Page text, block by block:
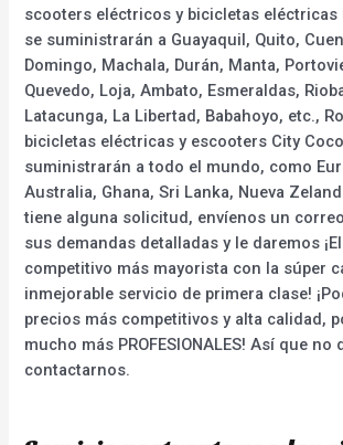
scooters eléctricos y bicicletas eléctricas
se suministrarán a Guayaquil, Quito,
Domingo, Machala, Durán, Manta,
Quevedo, Loja, Ambato, Esmeraldas,
Latacunga, La Libertad, Babahoyo, etc.,
bicicletas eléctricas y escooters City
suministrarán a todo el mundo, como
Australia, Ghana, Sri Lanka, Nueva
tiene alguna solicitud, envíenos un
sus demandas detalladas y le daremos
competitivo más mayorista con la súper
inmejorable servicio de primera clase!
precios más competitivos y alta calidad,
mucho más PROFESIONALES! Así que no
contactarnos.